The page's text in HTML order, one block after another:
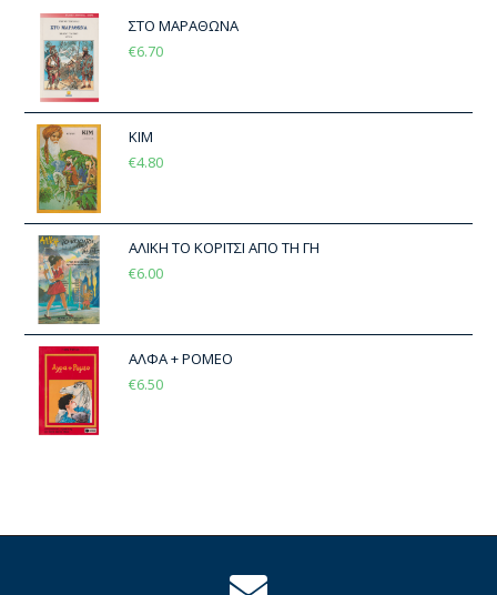
ΣΤΟ ΜΑΡΑΘΩΝΑ
€6.70
ΚΙΜ
€4.80
ΑΛΙΚΗ ΤΟ ΚΟΡΙΤΣΙ ΑΠΟ ΤΗ ΓΗ
€6.00
ΑΛΦΑ + ΡΟΜΕΟ
€6.50